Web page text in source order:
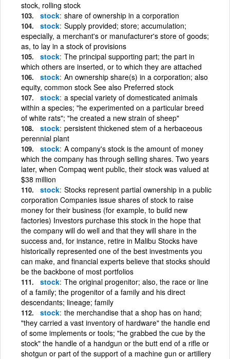
stock, rolling stock
stock share of ownership in a corporation
stock Supply provided; store; accumulation;
especially, a merchant's or manufacturer's store of goods;
as, to lay in a stock of provisions
stock The principal supporting part; the part in
which others are inserted, or to which they are attached
stock An ownership share(s) in a corporation; also
equity, common stock See also Preferred stock
stock a special variety of domesticated animals
within a species; "he experimented on a particular breed
of white rats"; "he created a new strain of sheep"
stock persistent thickened stem of a herbaceous
perennial plant
stock A company's stock is the amount of money
which the company has through selling shares. Two years
later, when Compaq went public, their stock was valued at
$38 million
stock Stocks represent partial ownership in a public
corporation Companies issue shares of stock to raise
money for their business (for example, to build new
factories) Investors purchase this stock in the hope that
the company will do well and that they will share in the
success and, for instance, retire in Malibu Stocks have
historically represented one of the best investments you
can make, and financial experts believe that stocks should
be the backbone of most portfolios
stock The original progenitor; also, the race or line
of a family; the progenitor of a family and his direct
descendants; lineage; family
stock the merchandise that a shop has on hand;
"they carried a vast inventory of hardware" the handle end
of some implements or tools; "he grabbed the cue by the
stock" the handle of a handgun or the butt end of a rifle or
shotgun or part of the support of a machine gun or artillery